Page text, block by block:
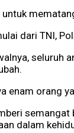
dari TNI,
enam orang
dalam